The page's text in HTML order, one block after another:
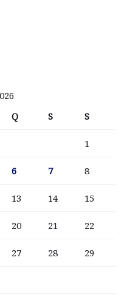
Q S S
1
6 7 8
13 14 15
20 21 22
27 28 29